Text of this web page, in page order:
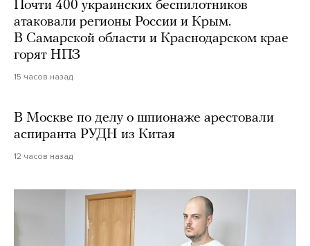
Почти 400 украинских беспилотников
атаковали регионы России и Крым.
В Самарской области и Краснодарском крае
горят НПЗ
15 часов назад
В Москве по делу о шпионаже арестовали
аспиранта РУДН из Китая
12 часов назад